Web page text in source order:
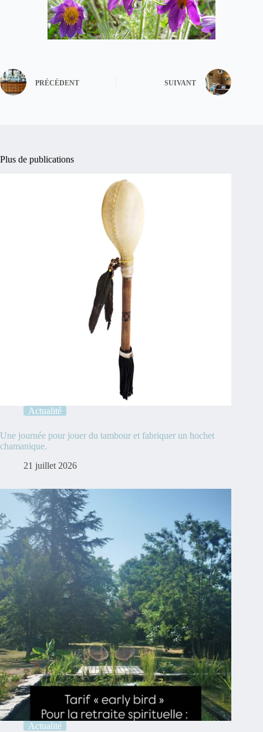
PRÉCÉDENT SUIVANT
Plus de publications
Actualité
Une journée pour jouer du tambour et fabriquer un hochet
chamanique.
21 juillet 2026
Actualité